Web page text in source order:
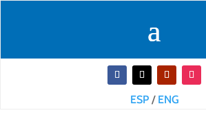
ESP/ ENG